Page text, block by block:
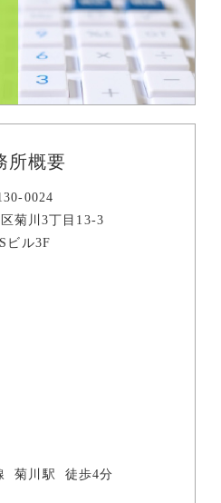
所概要
0024
菊川3丁目13-3
ビル3F
菊川駅 徒歩4分